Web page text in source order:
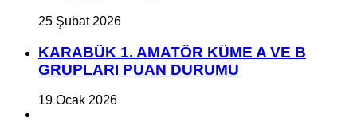
25 Şubat 2026
KARABÜK 1. AMATÖR KÜME A VE B
GRUPLARI PUAN DURUMU
19 Ocak 2026